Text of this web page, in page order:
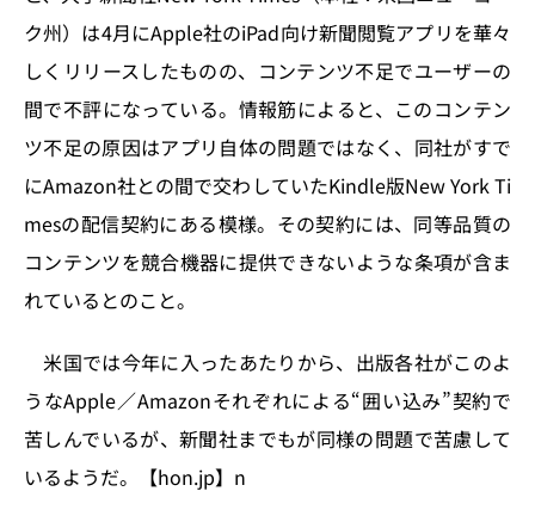
ク州）は4月にApple社のiPad向け新聞閲覧アプリを華々
しくリリースしたものの、コンテンツ不足でユーザーの
間で不評になっている。情報筋によると、このコンテン
ツ不足の原因はアプリ自体の問題ではなく、同社がすで
にAmazon社との間で交わしていたKindle版New York Ti
mesの配信契約にある模様。その契約には、同等品質の
コンテンツを競合機器に提供できないような条項が含ま
れているとのこと。
米国では今年に入ったあたりから、出版各社がこのよ
うなApple／Amazonそれぞれによる“囲い込み”契約で
苦しんでいるが、新聞社までもが同様の問題で苦慮して
いるようだ。【hon.jp】n